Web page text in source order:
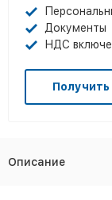
Документы
НДС
Описание